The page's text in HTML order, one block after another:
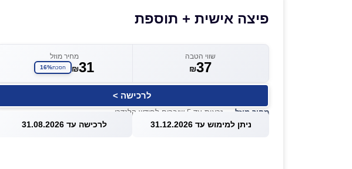
פיצה אישית + תוספת
שווי הטבה
₪37
מחיר מוזל
₪31 חסכת16%
לרכישה >
מחיר מוזל — זכאות עד 5 שוברים לחודש קלנדרי
ניתן למימוש עד 31.12.2026 לרכישה עד 31.08.2026